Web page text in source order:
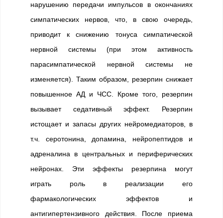
нарушению передачи импульсов в окончаниях
симпатических нервов, что, в свою очередь,
приводит к снижению тонуса симпатической
нервной системы (при этом активность
парасимпатической нервной системы не
изменяется). Таким образом, резерпин снижает
повышенное АД и ЧСС. Кроме того, резерпин
вызывает седативный эффект. Резерпин
истощает и запасы других нейромедиаторов, в
т.ч. серотонина, допамина, нейропептидов и
адреналина в центральных и периферических
нейронах. Эти эффекты резерпина могут
играть роль в реализации его
фармакологических эффектов и
антигипертензивного действия. После приема